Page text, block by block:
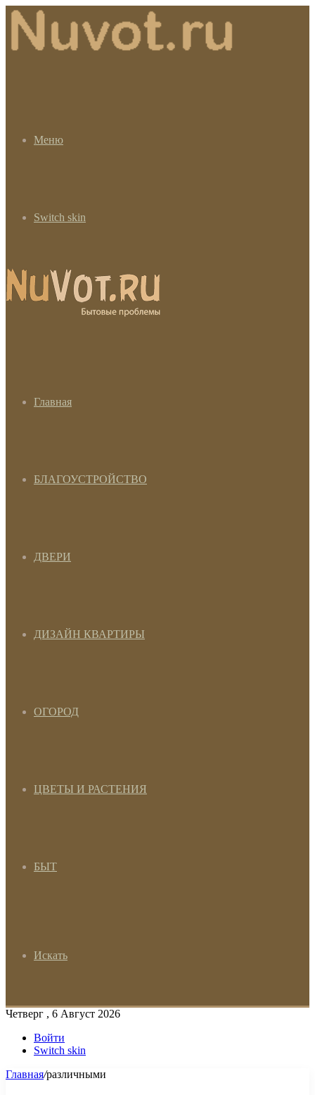
Меню
Switch skin
Главная
БЛАГОУСТРОЙСТВО
ДВЕРИ
ДИЗАЙН КВАРТИРЫ
ОГОРОД
ЦВЕТЫ И РАСТЕНИЯ
БЫТ
Искать
Четверг , 6 Август 2026
Войти
Switch skin
Главная/различными